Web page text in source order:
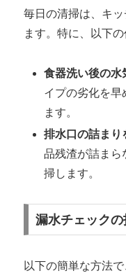
毎日の清掃は、キ
ます。特に、以下
食器洗い後の水
イプの劣化を早
ます。
排水口の詰まり
品残渣が詰まら
掃します。
漏水チェック
以下の簡単な方法